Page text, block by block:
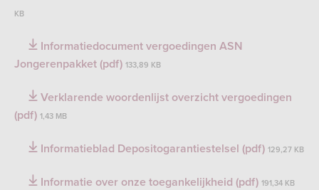
KB
Informatiedocument vergoedingen ASN
Jongerenpakket (pdf) 133,89 KB
Verklarende woordenlijst overzicht vergoedingen
(pdf) 1,43 MB
Informatieblad Depositogarantiestelsel (pdf) 129,27 KB
Informatie over onze toegankelijkheid (pdf) 191,34 KB